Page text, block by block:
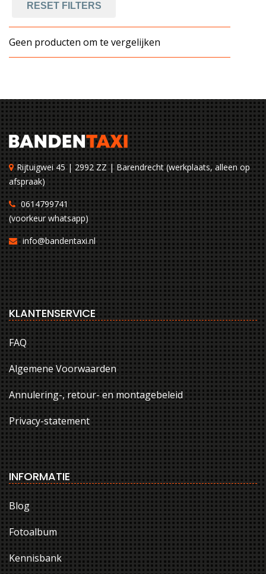
RESET FILTERS
Geen producten om te vergelijken
Rijtuigwei 45 | 2992 ZZ | Barendrecht (werkplaats, alleen op
afspraak)
0614799741
(voorkeur whatsapp)
info@bandentaxi.nl
KLANTENSERVICE
FAQ
Algemene Voorwaarden
Annulering-, retour- en montagebeleid
Privacy-statement
INFORMATIE
Blog
Fotoalbum
Kennisbank